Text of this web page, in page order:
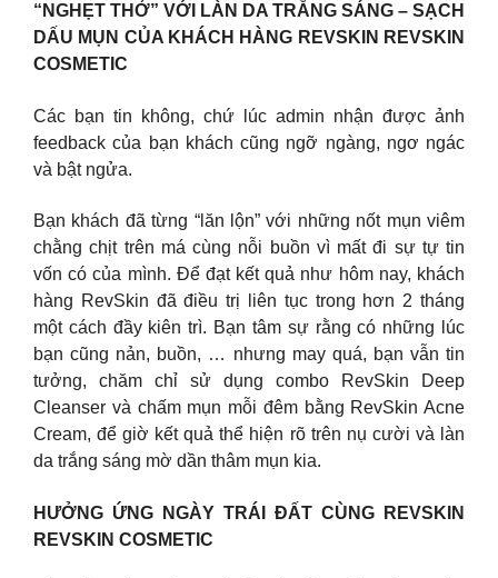
“NGHẸT THỞ” VỚI LÀN DA TRẮNG SÁNG – SẠCH
DẤU MỤN CỦA KHÁCH HÀNG REVSKIN REVSKIN
COSMETIC
Các bạn tin không, chứ lúc admin nhận được ảnh
feedback của bạn khách cũng ngỡ ngàng, ngơ ngác
và bật ngửa.
Bạn khách đã từng “lăn lộn” với những nốt mụn viêm
chằng chịt trên má cùng nỗi buồn vì mất đi sự tự tin
vốn có của mình. Để đạt kết quả như hôm nay, khách
hàng RevSkin đã điều trị liên tục trong hơn 2 tháng
một cách đầy kiên trì. Bạn tâm sự rằng có những lúc
bạn cũng nản, buồn, … nhưng may quá, bạn vẫn tin
tưởng, chăm chỉ sử dụng combo RevSkin Deep
Cleanser và chấm mụn mỗi đêm bằng RevSkin Acne
Cream, để giờ kết quả thể hiện rõ trên nụ cười và làn
da trắng sáng mờ dần thâm mụn kia.
HƯỞNG ỨNG NGÀY TRÁI ĐẤT CÙNG REVSKIN
REVSKIN COSMETIC